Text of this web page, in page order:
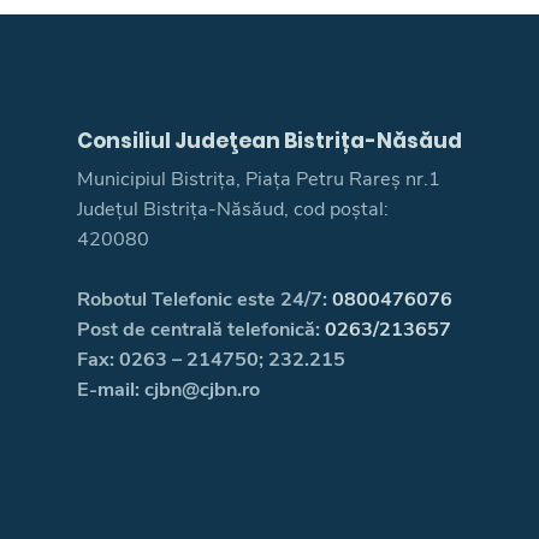
Consiliul Judeţean Bistrița-Năsăud
Municipiul Bistrița, Piața Petru Rareș nr.1
Județul Bistrița-Năsăud, cod poștal:
420080
Robotul Telefonic este 24/7: 0800476076
Post de centrală telefonică: 0263/213657
Fax: 0263 – 214750; 232.215
E-mail: cjbn@cjbn.ro